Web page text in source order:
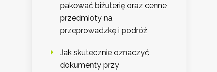
pakować biżuterię oraz cenne
przedmioty na
przeprowadzkę i podróż
Jak skutecznie oznaczyć
dokumenty przy